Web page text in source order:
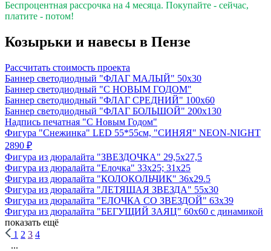
Беспроцентная рассрочка на 4 месяца. Покупайте - сейчас,
платите - потом!
Козырьки и навесы в Пензе
Рассчитать стоимость проекта
Баннер светодиодный "ФЛАГ МАЛЫЙ" 50х30
Баннер светодиодный "С НОВЫМ ГОДОМ"
Баннер светодиодный "ФЛАГ СРЕДНИЙ" 100х60
Баннер светодиодный "ФЛАГ БОЛЬШОЙ" 200х130
Надпись печатная "С Новым Годом"
Фигура "Снежинка" LED 55*55см, "СИНЯЯ" NEON-NIGHT
2890 ₽
Фигура из дюралайта "ЗВЕЗДОЧКА" 29,5х27,5
Фигура из дюралайта "Елочка" 33х25; 31х25
Фигура из дюралайта "КОЛОКОЛЬЧИК" 36х29.5
Фигура из дюралайта "ЛЕТЯЩАЯ ЗВЕЗДА" 55х30
Фигура из дюралайта "ЕЛОЧКА СО ЗВЕЗДОЙ" 63х39
Фигура из дюралайта "БЕГУЩИЙ ЗАЯЦ" 60х60 с динамикой
показать ещё
1 2 3 4
...